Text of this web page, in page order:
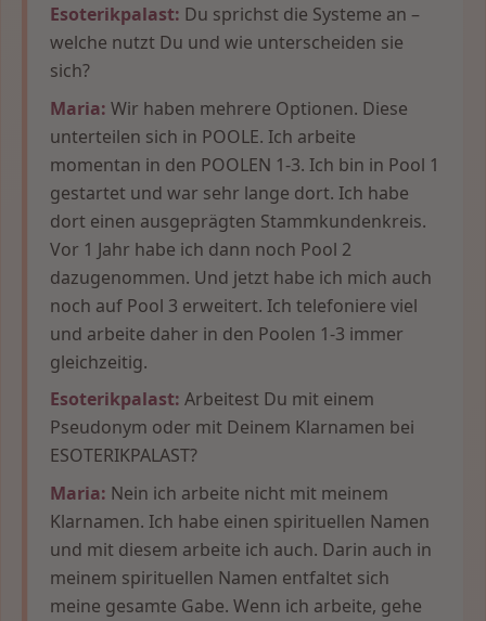
Esoterikpalast: Du sprichst die Systeme an –
welche nutzt Du und wie unterscheiden sie
sich?
Maria: Wir haben mehrere Optionen. Diese
unterteilen sich in POOLE. Ich arbeite
momentan in den POOLEN 1-3. Ich bin in Pool 1
gestartet und war sehr lange dort. Ich habe
dort einen ausgeprägten Stammkundenkreis.
Vor 1 Jahr habe ich dann noch Pool 2
dazugenommen. Und jetzt habe ich mich auch
noch auf Pool 3 erweitert. Ich telefoniere viel
und arbeite daher in den Poolen 1-3 immer
gleichzeitig.
Esoterikpalast: Arbeitest Du mit einem
Pseudonym oder mit Deinem Klarnamen bei
ESOTERIKPALAST?
Maria: Nein ich arbeite nicht mit meinem
Klarnamen. Ich habe einen spirituellen Namen
und mit diesem arbeite ich auch. Darin auch in
meinem spirituellen Namen entfaltet sich
meine gesamte Gabe. Wenn ich arbeite, gehe